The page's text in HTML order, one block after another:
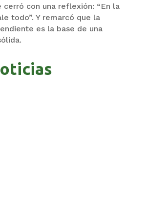
cerró con una reflexión: “En la
todo”. Y remarcó que la
es la base de una